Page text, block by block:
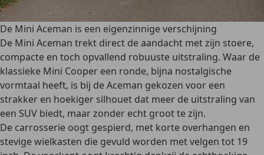
De Mini Aceman is een eigenzinnige verschijning
De Mini Aceman trekt direct de aandacht met zijn stoere,
compacte en toch opvallend robuuste uitstraling. Waar de
klassieke Mini Cooper een ronde, bijna nostalgische
vormtaal heeft, is bij de Aceman gekozen voor een
strakker en hoekiger silhouet dat meer de uitstraling van
een SUV biedt, maar zonder echt groot te zijn.
De carrosserie oogt gespierd, met korte overhangen en
stevige wielkasten die gevuld worden met velgen tot 19